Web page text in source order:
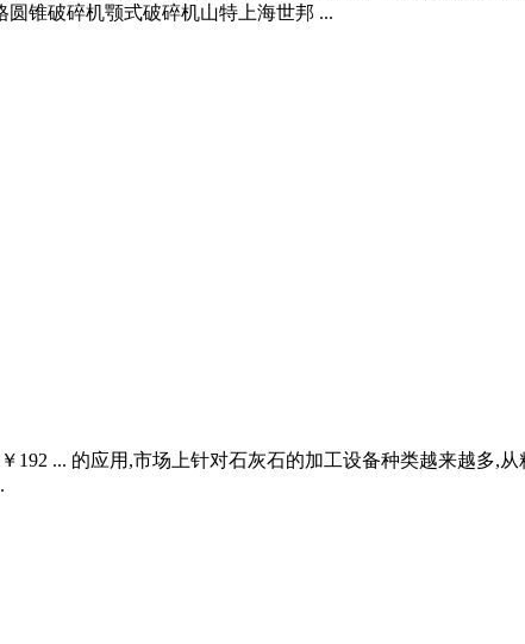
锥破碎机颚式破碎机山特上海世邦 ...
192 ... 的应用,市场上针对石灰石的加工设备种类越来越多,